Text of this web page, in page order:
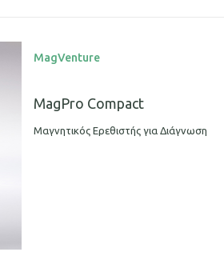
MagVenture
MagPro Compact
Μαγνητικός Ερεθιστής για Διάγνωση